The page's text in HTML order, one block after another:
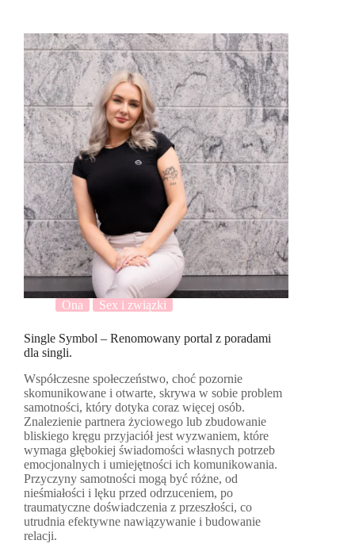
Ona Sex i związki
Single Symbol – Renomowany portal z poradami
dla singli.
Współczesne społeczeństwo, choć pozornie
skomunikowane i otwarte, skrywa w sobie problem
samotności, który dotyka coraz więcej osób.
Znalezienie partnera życiowego lub zbudowanie
bliskiego kręgu przyjaciół jest wyzwaniem, które
wymaga głębokiej świadomości własnych potrzeb
emocjonalnych i umiejętności ich komunikowania.
Przyczyny samotności mogą być różne, od
nieśmiałości i lęku przed odrzuceniem, po
traumatyczne doświadczenia z przeszłości, co
utrudnia efektywne nawiązywanie i budowanie
relacji.